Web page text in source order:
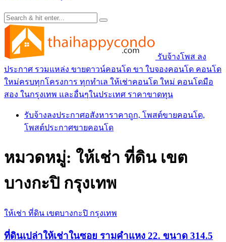
รับจ้างโพส ลง
ประกาศ รวมแหล่ง ขายดาวน์คอนโด ขา ใบจองคอนโด คอนโด
ใหม่ครบทุกโครงการ ทุกทำเล ให้เช่าคอนโด ใหม่ คอนโดมือ
สอง ในกรุงเทพ และอื่นๆในประเทศ ราคาขาดทุน
รับจ้างลงประกาศอสังหาราคาถูก, โพสต์ขายคอนโด,
โพสต์ประกาศขายคอนโด
หมวดหมู่: ให้เช่า ที่ดิน เขต
บางกะปิ กรุงเทพ
ให้เช่า ที่ดิน เขตบางกะปิ กรุงเทพ
ที่ดินเปล่าให้เช่าในซอย รามคำแหง 22. ขนาด 314.5